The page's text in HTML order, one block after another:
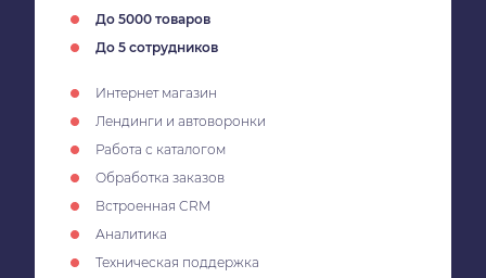
До 5000 товаров
До 5 сотрудников
Интернет магазин
Лендинги и автоворонки
Работа с каталогом
Обработка заказов
Встроенная CRM
Аналитика
Техническая поддержка